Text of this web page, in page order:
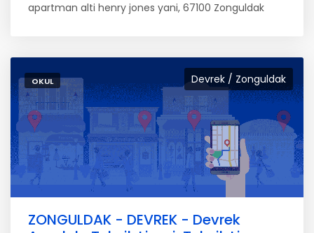
apartman alti henry jones yani, 67100 Zonguldak
Devrek / Zonguldak
OKUL
ZONGULDAK - DEVREK - Devrek